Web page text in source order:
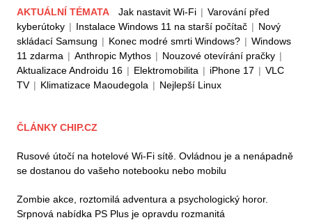
AKTUÁLNÍ TÉMATA Jak nastavit Wi-Fi | Varování před
kyberútoky | Instalace Windows 11 na starší počítač | Nový
skládací Samsung | Konec modré smrti Windows? | Windows
11 zdarma | Anthropic Mythos | Nouzové otevírání pračky |
Aktualizace Androidu 16 | Elektromobilita | iPhone 17 | VLC
TV | Klimatizace Maoudegola | Nejlepší Linux
ČLÁNKY CHIP.CZ
Rusové útočí na hotelové Wi-Fi sítě. Ovládnou je a nenápadně
se dostanou do vašeho notebooku nebo mobilu
Zombie akce, roztomilá adventura a psychologický horor.
Srpnová nabídka PS Plus je opravdu rozmanitá